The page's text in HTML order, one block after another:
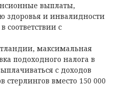
выплаты,
здоровья и инвалидности
соответствии с
максимальная
подоходного налога в
с доходов
стерлингов вместо 150 000